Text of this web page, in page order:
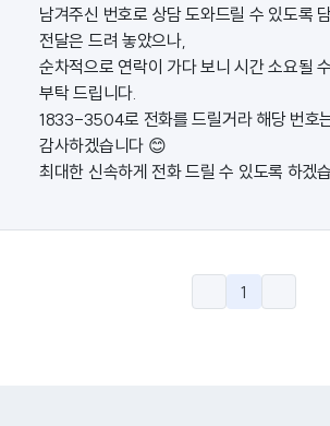
남겨주신 번호로 상담 도와드릴 수 있도록
전달은 드려 놓았으나,
순차적으로 연락이 가다 보니 시간 소요될
부탁 드립니다.
1833-3504로 전화를 드릴거라 해당 번호
감사하겠습니다 😊
최대한 신속하게 전화 드릴 수 있도록 하겠
1